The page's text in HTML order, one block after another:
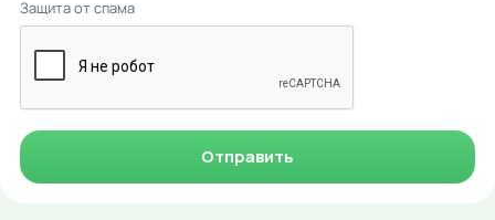
Защита от спама
Отправить